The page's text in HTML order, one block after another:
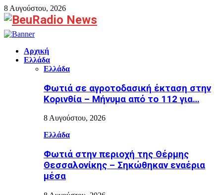
8 Αυγούστου, 2026
Facebook
Αρχική
Ελλάδα
Ελλάδα
Φωτιά σε αγροτοδασική έκταση στην
Κορινθία – Μήνυμα από το 112 για…
8 Αυγούστου, 2026
Ελλάδα
Φωτιά στην περιοχή της Θέρμης
Θεσσαλονίκης – Σηκώθηκαν εναέρια
μέσα